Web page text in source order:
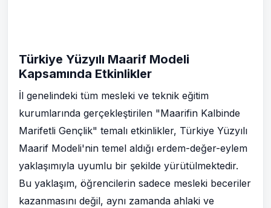
Türkiye Yüzyılı Maarif Modeli
Kapsamında Etkinlikler
İl genelindeki tüm mesleki ve teknik eğitim
kurumlarında gerçekleştirilen "Maarifin Kalbinde
Marifetli Gençlik" temalı etkinlikler, Türkiye Yüzyılı
Maarif Modeli'nin temel aldığı erdem-değer-eylem
yaklaşımıyla uyumlu bir şekilde yürütülmektedir.
Bu yaklaşım, öğrencilerin sadece mesleki beceriler
kazanmasını değil, aynı zamanda ahlaki ve